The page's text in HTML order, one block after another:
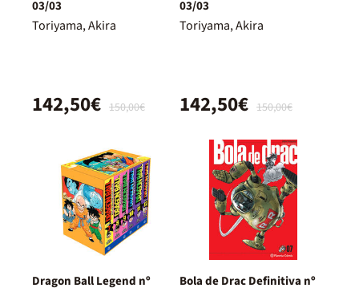
03/03
Toriyama, Akira
150,00€
142,50€
03/03
Toriyama, Akira
150,00€
142,50€
Dragon Ball Legend nº
Bola de Drac Definitiva nº